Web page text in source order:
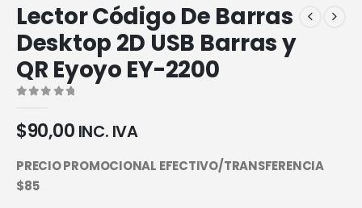
Lector Código De Barras
Desktop 2D USB Barras y
QR Eyoyo EY-2200
$90,00 INC. IVA
PRECIO PROMOCIONAL EFECTIVO/TRANSFERENCIA
$85